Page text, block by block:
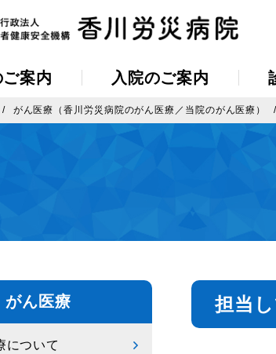
案内 入院のご案内
がん医療（香川労災病院のがん医療／当院のがん医療）
担当
がん医療
について